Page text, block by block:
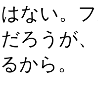
ない。
ろうが
から。